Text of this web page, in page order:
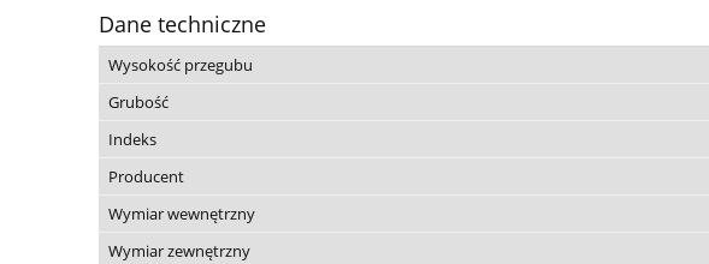
Dane techniczne
Wysokość przegubu
Grubość
Indeks
Producent
Wymiar wewnętrzny
Wymiar zewnętrzny